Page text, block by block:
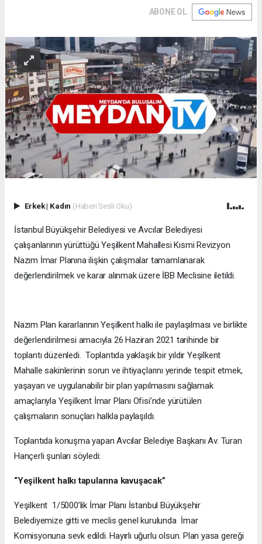
ABONE OL
Erkek| Kadın (Haberi Sesli Oku)
İstanbul Büyükşehir Belediyesi ve Avcılar Belediyesi
çalışanlarının yürüttüğü Yeşilkent Mahallesi Kısmi Revizyon
Nazım İmar Planına ilişkin çalışmalar tamamlanarak
değerlendirilmek ve karar alınmak üzere İBB Meclisine iletildi.
Nazım Plan kararlarının Yeşilkent halkı ile paylaşılması ve birlikte
değerlendirilmesi amacıyla 26 Haziran 2021 tarihinde bir
toplantı düzenledi. Toplantıda yaklaşık bir yıldır Yeşilkent
Mahalle sakinlerinin sorun ve ihtiyaçlarını yerinde tespit etmek,
yaşayan ve uygulanabilir bir plan yapılmasını sağlamak
amaçlarıyla Yeşilkent İmar Planı Ofisi’nde yürütülen
çalışmaların sonuçları halkla paylaşıldı.
Toplantıda konuşma yapan Avcılar Belediye Başkanı Av. Turan
Hançerli şunları söyledi:
“Yeşilkent halkı tapularına kavuşacak”
Yeşilkent 1/5000’lik İmar Planı İstanbul Büyükşehir
Belediyemize gitti ve meclis genel kurulunda İmar
Komisyonuna sevk edildi. Hayırlı uğurlu olsun. Plan yasa gereği